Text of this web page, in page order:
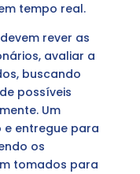
tempo real.
rever as
avaliar a
buscando
possíveis
Um
e entregue para
os
tomados para